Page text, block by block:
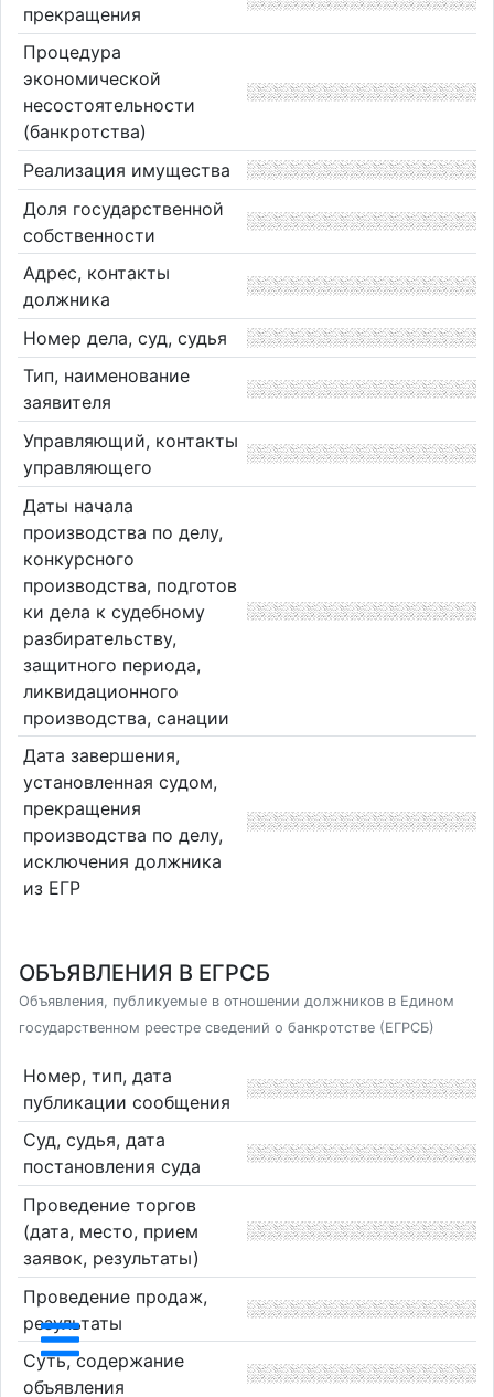
прекращения
Процедура
экономической
несостоятельности
(банкротства)
Реализация имущества
Доля государственной
собственности
Адрес, контакты
должника
Номер дела, суд, судья
Тип, наименование
заявителя
Управляющий, контакты
управляющего
Даты начала
производства по делу,
конкурсного
производства, подготов
ки дела к судебному
разбирательству,
защитного периода,
ликвидационного
производства, санации
Дата завершения,
установленная судом,
прекращения
производства по делу,
исключения должника
из ЕГР
ОБЪЯВЛЕНИЯ В ЕГРСБ
Объявления, публикуемые в отношении должников в Едином
государственном реестре сведений о банкротстве (ЕГРСБ)
Номер, тип, дата
публикации сообщения
Суд, судья, дата
постановления суда
Проведение торгов
(дата, место, прием
заявок, результаты)
Проведение продаж,
результаты
Суть, содержание
объявления